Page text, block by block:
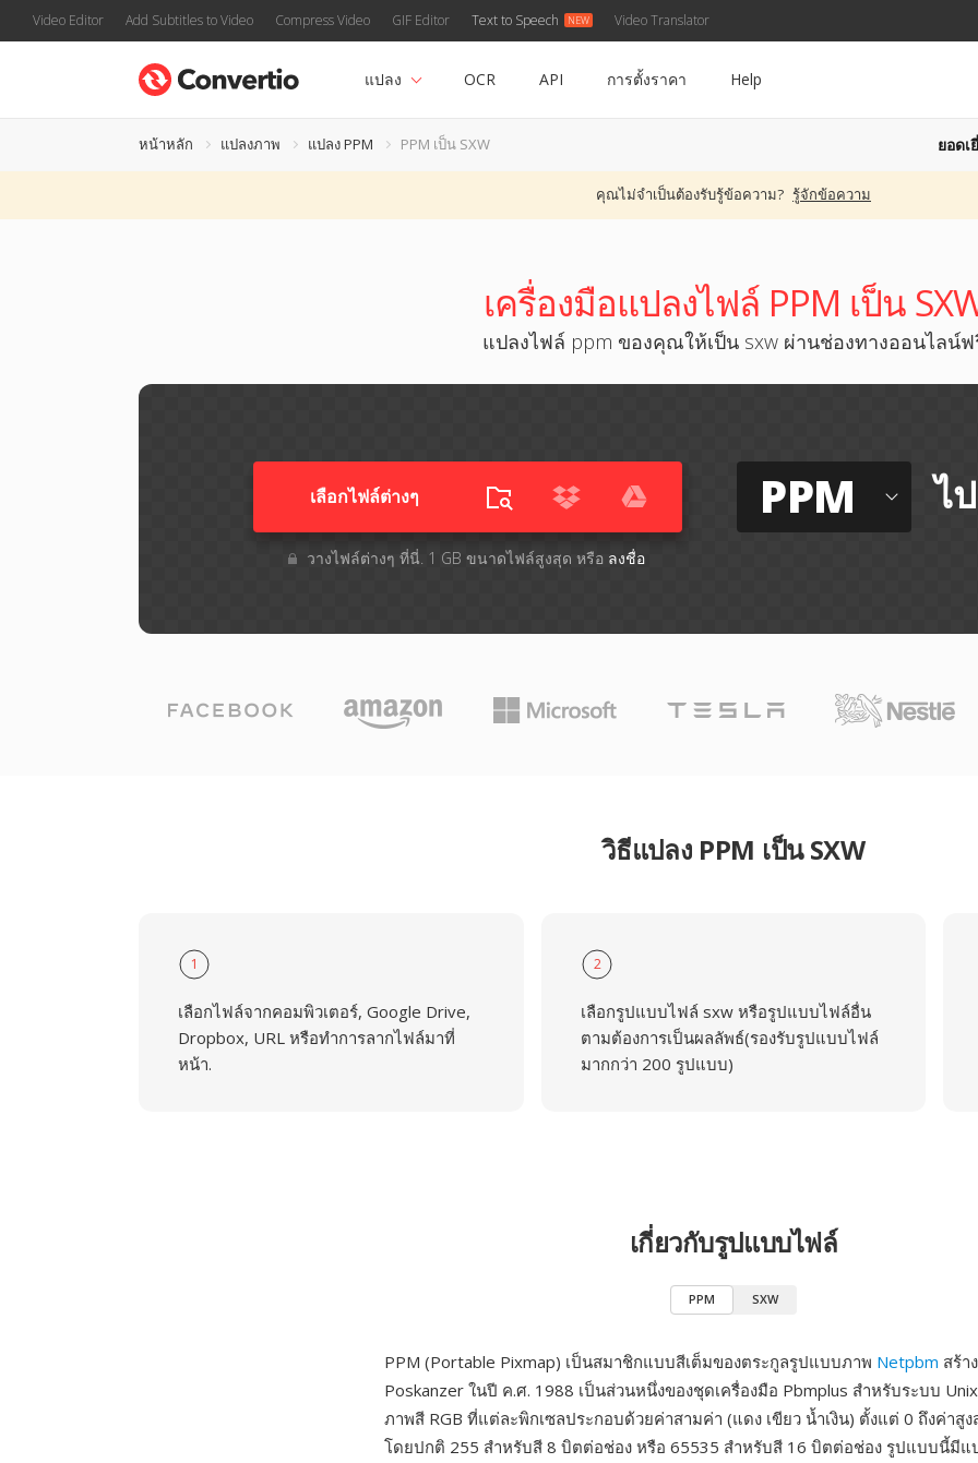
Video Editor Add Subtitles to Video Compress Video GIF Editor Text to Speech Video Translator
แปลง OCR API การตั้งราคา Help
หน้าหลัก แปลงภาพ แปลง PPM PPM เป็น SXW ยอดเ
คุณไม่จำเป็นต้องรับรู้ข้อความ? รู้จักข้อความ
เครื่องมือแปลงไฟล์ PPM เป็น
แปลงไฟล์ ppm ของคุณให้เป็น sxw ผ่านช่องทางออนไลน์ฟ
เลือกไฟล์ต่างๆ​
วางไฟล์ต่างๆ​ ที่นี่. 1 GB ขนาดไฟล์สูงสุด หรือ ลงชื่อ
PPM ไ
วิธีแปลง PPM เป็น SXW
1
เลือกไฟล์จากคอมพิวเตอร์, Google Drive,
Dropbox, URL หรือทำการลากไฟล์มาที่
หน้า.
2
เลือกรูปแบบไฟล์ sxw หรือรูปแบบไฟล์อื่น
ตามต้องการเป็นผลลัพธ์(รองรับรูปแบบไฟล์
มากกว่า 200 รูปแบบ)
เกี่ยวกับรูปแบบไฟล์
PPM SXW
PPM (Portable Pixmap) เป็นสมาชิกแบบสีเต็มของตระกูลรูปแบบภาพ Netpbm สร้า
Poskanzer ในปี ค.ศ. 1988 เป็นส่วนหนึ่งของชุดเครื่องมือ Pbmplus สำหรับระบบ
ภาพสี RGB ที่แต่ละพิกเซลประกอบด้วยค่าสามค่า (แดง เขียว น้ำเงิน) ตั้งแต่ 0 ถึงค่าสู
โดยปกติ 255 สำหรับสี 8 บิตต่อช่อง หรือ 65535 สำหรับสี 16 บิตต่อช่อง รูปแบบนี้มีแ